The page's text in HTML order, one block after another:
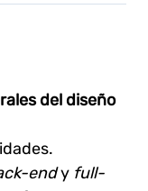
del diseño
endy full-